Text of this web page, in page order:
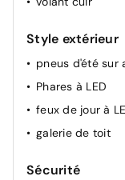
Style extérieur
pneus d'été sur
Phares à LED
feux de jour à
galerie de toit
Sécurité